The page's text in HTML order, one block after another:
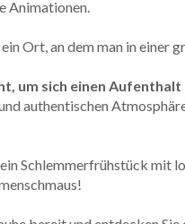
Animationen.
Ort, an dem man in
um sich einen
authentischen
Schlemmerfrühstück